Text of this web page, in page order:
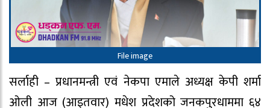
File image
सर्लाही – प्रधानमन्त्री एवं नेकपा एमाले अध्यक्ष केपी शर्मा
ओली आज (आइतवार) मधेश प्रदेशको जनकपुरधाममा ६४